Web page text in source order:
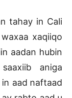
tahay in Cali
xaqiiqo
aadan hubin
aniga
aad naftaad